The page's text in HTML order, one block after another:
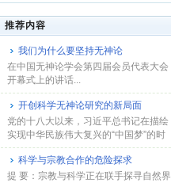
推荐内容
我们为什么要坚持无神论
在中国无神论学会第四届会员代表大会
开幕式上的讲话...
开创科学无神论研究的新局面
党的十八大以来，习近平总书记在描绘
实现中华民族伟大复兴的“中国梦”的时
候，突出强...
科学与宗教合作的危险探求
提 要：宗教与科学正在联手探寻自然界